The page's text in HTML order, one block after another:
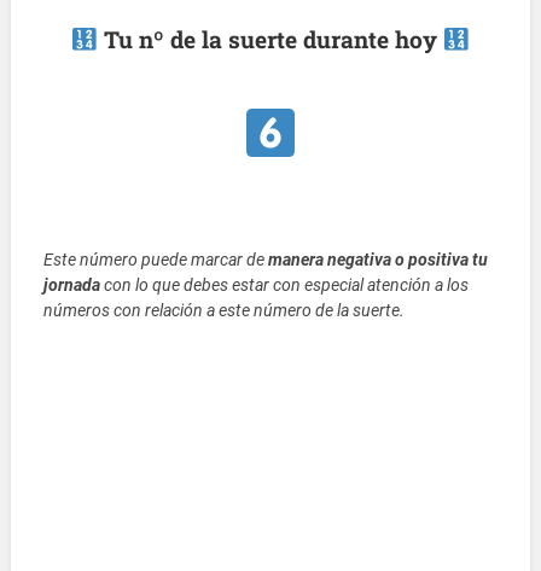
Tu nº de la suerte durante hoy
Este número puede marcar demanera negativa o positiva tu
jornadacon lo que debes estar con especial atención a los
números con relación a este número de la suerte.